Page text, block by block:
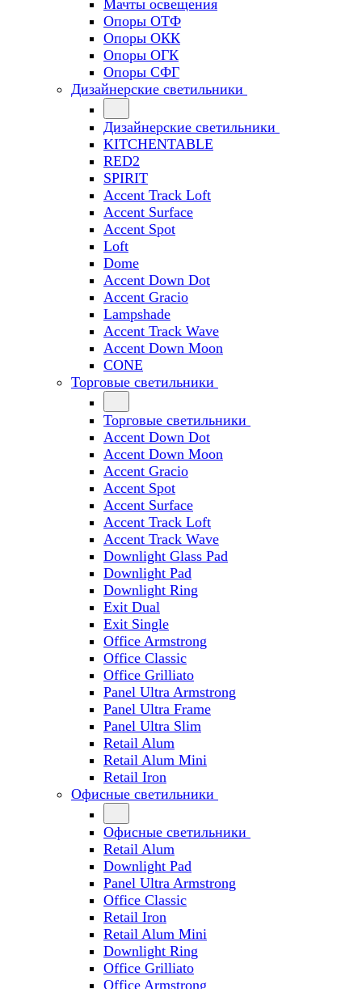
Мачты освещения
Опоры ОТФ
Опоры ОКК
Опоры ОГК
Опоры СФГ
Дизайнерские светильники
Дизайнерские светильники
KITCHENTABLE
RED2
SPIRIT
Accent Track Loft
Accent Surface
Accent Spot
Loft
Dome
Accent Down Dot
Accent Gracio
Lampshade
Accent Track Wave
Accent Down Moon
CONE
Торговые светильники
Торговые светильники
Accent Down Dot
Accent Down Moon
Accent Gracio
Accent Spot
Accent Surface
Accent Track Loft
Accent Track Wave
Downlight Glass Pad
Downlight Pad
Downlight Ring
Exit Dual
Exit Single
Office Armstrong
Office Classic
Office Grilliato
Panel Ultra Armstrong
Panel Ultra Frame
Panel Ultra Slim
Retail Alum
Retail Alum Mini
Retail Iron
Офисные светильники
Офисные светильники
Retail Alum
Downlight Pad
Panel Ultra Armstrong
Office Classic
Retail Iron
Retail Alum Mini
Downlight Ring
Office Grilliato
Office Armstrong